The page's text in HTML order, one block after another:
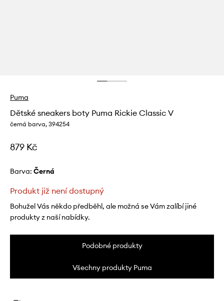
Puma
Dětské sneakers boty Puma Rickie Classic V
černá barva, 394254
879 Kč
Barva: černá
Produkt již není dostupný
Bohužel Vás někdo předběhl, ale možná se Vám zalíbí jiné
produkty z naší nabídky.
Podobné produkty
Všechny produkty Puma